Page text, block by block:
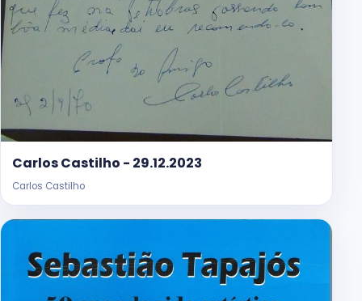
Carlos Castilho - 29.12.2023
Carlos Castilho